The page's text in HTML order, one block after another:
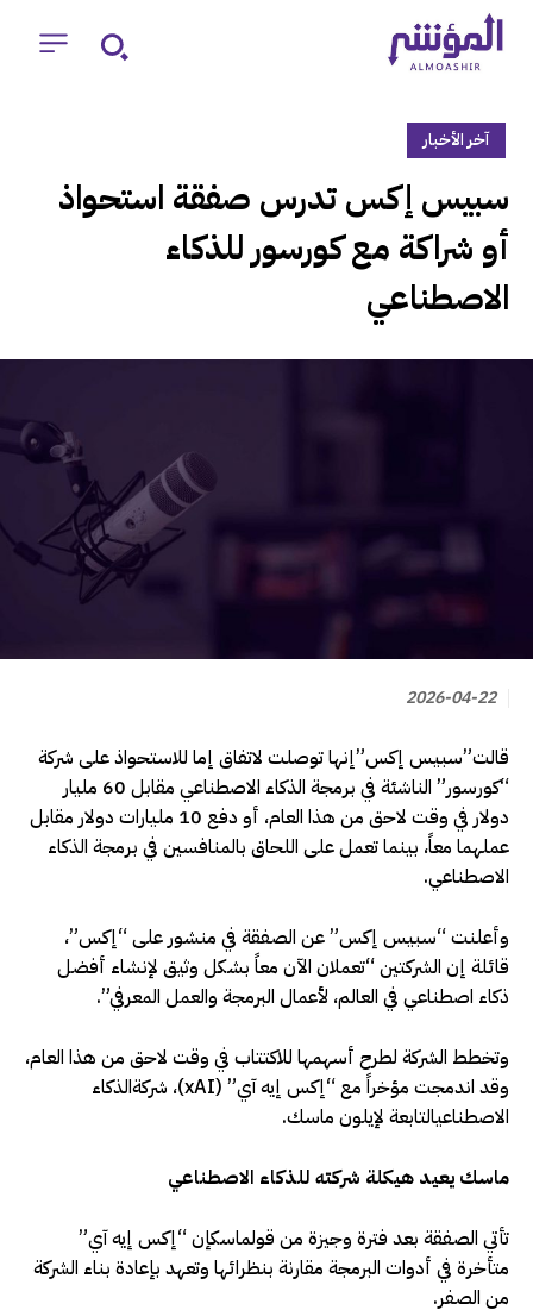
آخر الأخبار
‏سبيس إكس تدرس صفقة استحواذ
أو شراكة مع كورسور للذكاء
الاصطناعي
2026-04-22
قالت”سبيس إكس”إنها توصلت لاتفاق إما للاستحواذ على شركة
“كورسور” الناشئة في برمجة الذكاء الاصطناعي مقابل 60 مليار
دولار في وقت لاحق من هذا العام، أو دفع 10 مليارات دولار مقابل
عملهما معاً، بينما تعمل على اللحاق بالمنافسين في برمجة الذكاء
الاصطناعي.
وأعلنت “سبيس إكس” عن الصفقة في منشور على “إكس”،
قائلة إن الشركتين “تعملان الآن معاً بشكل وثيق لإنشاء أفضل
ذكاء اصطناعي في العالم، لأعمال البرمجة والعمل المعرفي”.
وتخطط الشركة لطرح أسهمها للاكتتاب في وقت لاحق من هذا العام،
وقد اندمجت مؤخراً مع “إكس إيه آي” (xAI)، شركةالذكاء
الاصطناعيالتابعة لإيلون ماسك.
ماسك يعيد هيكلة شركته للذكاء الاصطناعي
تأتي الصفقة بعد فترة وجيزة من قولماسكإن “إكس إيه آي”
متأخرة في أدوات البرمجة مقارنة بنظرائها وتعهد بإعادة بناء الشركة
من الصفر.